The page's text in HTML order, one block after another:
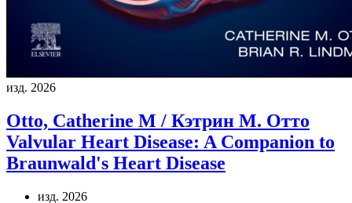
изд. 2026
Otto, Catherine M / Кэтрин М. Отто
Valvular Heart Disease: A Companion to
Braunwald's Heart Disease
изд. 2026